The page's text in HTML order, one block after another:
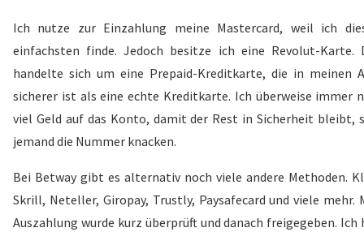
Ich nutze zur Einzahlung meine Mastercard, weil ich
einfachsten finde. Jedoch besitze ich eine Revolut-Karte.
handelte sich um eine Prepaid-Kreditkarte, die in meinen
sicherer ist als eine echte Kreditkarte. Ich überweise immer
viel Geld auf das Konto, damit der Rest in Sicherheit bleibt,
jemand die Nummer knacken.
Bei Betway gibt es alternativ noch viele andere Methoden.
Skrill, Neteller, Giropay, Trustly, Paysafecard und viele mehr.
Auszahlung wurde kurz überprüft und danach freigegeben.